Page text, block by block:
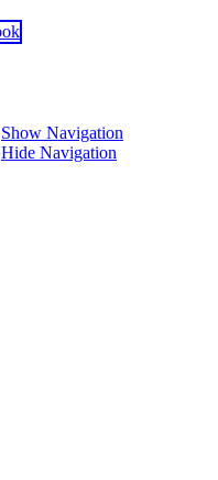
Show Navigation
Hide Navigation